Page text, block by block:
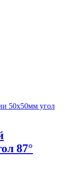
87°